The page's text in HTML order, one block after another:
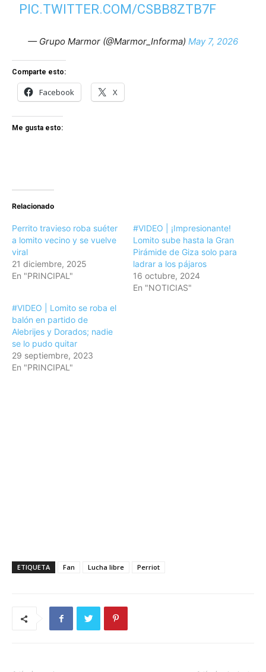
PIC.TWITTER.COM/CSBB8ZTB7F
— Grupo Marmor (@Marmor_Informa) May 7, 2026
Comparte esto:
Facebook X
Me gusta esto:
Relacionado
Perrito travieso roba suéter
a lomito vecino y se vuelve
viral
21 diciembre, 2025
En "PRINCIPAL"
#VIDEO | ¡Impresionante!
Lomito sube hasta la Gran
Pirámide de Giza solo para
ladrar a los pájaros
16 octubre, 2024
En "NOTICIAS"
#VIDEO | Lomito se roba el
balón en partido de
Alebrijes y Dorados; nadie
se lo pudo quitar
29 septiembre, 2023
En "PRINCIPAL"
ETIQUETA Fan Lucha libre Perriot